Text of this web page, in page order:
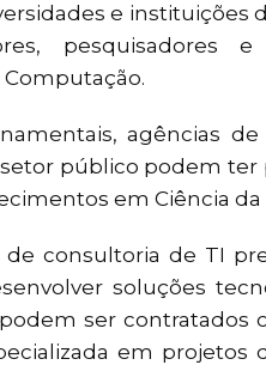
e instituições
pesquisadores
agências
público podem ter
em Ciência da
consultoria de TI
soluções
ser contratados
em projetos